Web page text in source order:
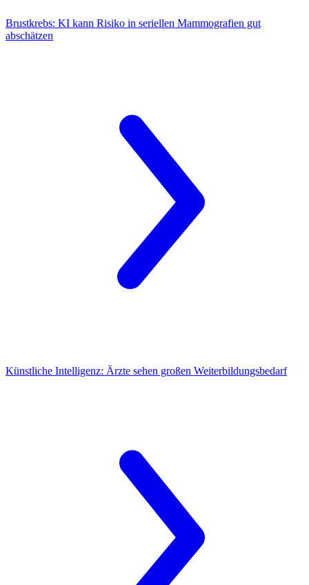
Brustkrebs: KI kann Risiko in seriellen Mammografien gut
abschätzen
Künstliche Intelligenz: Ärzte sehen großen Weiterbildungsbedarf